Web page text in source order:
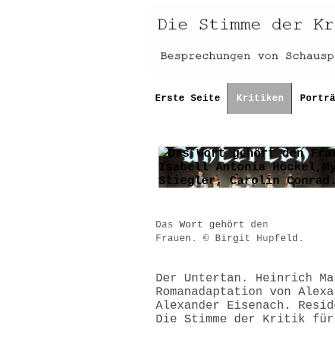
Erste Seite Kritiken
Das Wort gehört den
Frauen. © Birgit Hupfeld.
Der Untertan. Heinrich
Romanadaptation von
Alexander Eisenach.
Die Stimme der Kritik für